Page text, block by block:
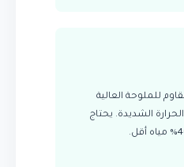
للملوحة العالية
الشديدة. يحتاج
أقل.